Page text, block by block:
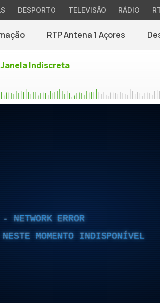
DESPORTO TELEVISÃO RÁDIO
RTP Antena 1 Açores
Janela Indiscreta
NETWORK ERROR
MOMENTO INDISPONÍVEL